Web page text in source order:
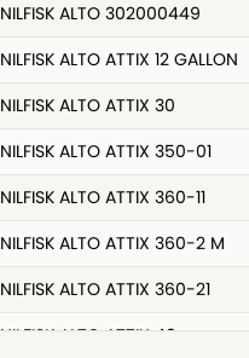
NILFISK ALTO 302000449
NILFISK ALTO ATTIX 12 GALLON
NILFISK ALTO ATTIX 30
NILFISK ALTO ATTIX 350-01
NILFISK ALTO ATTIX 360-11
NILFISK ALTO ATTIX 360-2 M
NILFISK ALTO ATTIX 360-21
NILFISK ALTO ATTIX 40